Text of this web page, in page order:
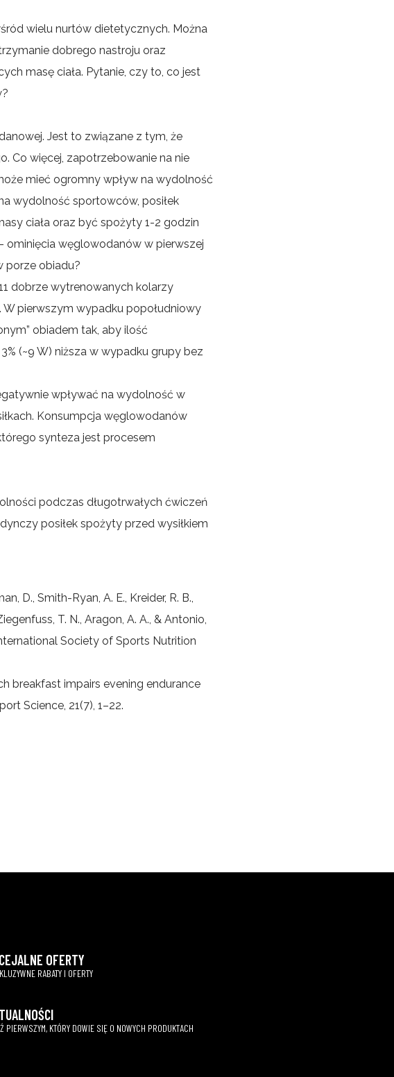
wielu nurtów dietetycznych. Można
dobrego nastroju oraz
masę ciała. Pytanie, czy to, co jest
Jest to związane z tym, że
Co więcej, zapotrzebowanie na nie
mieć ogromny wpływ na wydolność
wydolność sportowców, posiłek
ciała oraz być spożyty 1-2 godzin
ominięcia węglowodanów w pierwszej
porze obiadu?
dobrze wytrenowanych kolarzy
pierwszym wypadku popołudniowy
obiadem tak, aby ilość
(~9 W) niższa w wypadku grupy bez
wpływać na wydolność w
Konsumpcja węglowodanów
synteza jest procesem
podczas długotrwałych ćwiczeń
posiłek spożyty przed wysiłkiem
D., Smith-Ryan, A. E., Kreider, R. B.,
T. N., Aragon, A. A., & Antonio,
Society of Sports Nutrition
breakfast impairs evening endurance
Science, 21(7), 1–22.
OFERTY
RABATY I OFERTY
PIERWSZYM, KTÓRY DOWIE SIĘ O NOWYCH PRODUKTACH